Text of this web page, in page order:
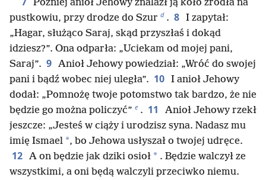
Później anioł Jehowy znalazł ją koło źródła na
pustkowiu, przy drodze do Szur d . 8 I zapytał:
„Hagar, służąco Saraj, skąd przyszłaś i dokąd
idziesz?”. Ona odparła: „Uciekam od mojej pani,
Saraj”. 9 Anioł Jehowy powiedział: „Wróć do swojej
pani i bądź wobec niej uległa”. 10 I anioł Jehowy
dodał: „Pomnożę twoje potomstwo tak bardzo, że nie
będzie go można policzyć” e . 11
Anioł Jehowy rzekł
jeszcze: „Jesteś w ciąży i urodzisz syna. Nadasz mu
imię Ismael *, bo Jehowa usłyszał o twojej udręce.
12 A on będzie jak dziki osioł * . Będzie walczył ze
wszystkimi, a oni będą walczyli przeciwko niemu.